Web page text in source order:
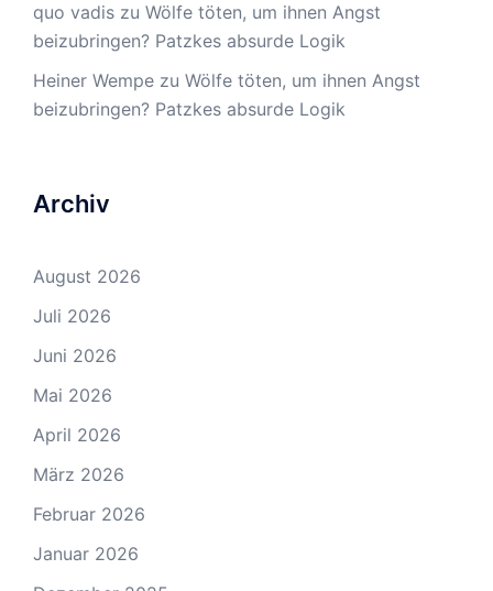
quo vadis zu Wölfe töten, um ihnen Angst
beizubringen? Patzkes absurde Logik
Heiner Wempe zu Wölfe töten, um ihnen Angst
beizubringen? Patzkes absurde Logik
Archiv
August 2026
Juli 2026
Juni 2026
Mai 2026
April 2026
März 2026
Februar 2026
Januar 2026